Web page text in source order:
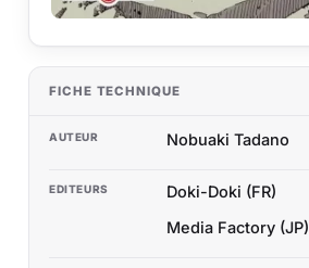
FICHE TECHNIQUE
AUTEUR Nobuaki Tadano
EDITEURS
Doki-Doki (FR)
Media Factory (JP)